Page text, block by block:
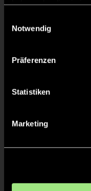
Notwendig
Präferenzen
Statistiken
Marketing
Jasper
TW = Torwart